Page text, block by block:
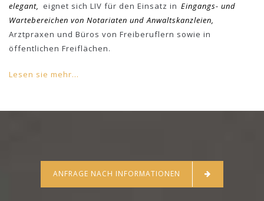
elegant, eignet sich LIV für den Einsatz in Eingangs- und
Wartebereichen von Notariaten und Anwaltskanzleien,
Arztpraxen und Büros von Freiberuflern sowie in
öffentlichen Freiflächen.
Lesen sie mehr...
ANFRAGE NACH INFORMATIONEN